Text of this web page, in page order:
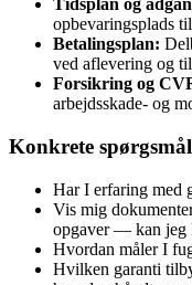
Tidsplan og
opbevaringsplads
Betalingsplan:
ved aflevering og
Forsikring og
arbejdsskade- og
Konkrete
Har I erfaring med
Vis mig
opgaver — kan jeg
Hvordan måler I
Hvilken garanti